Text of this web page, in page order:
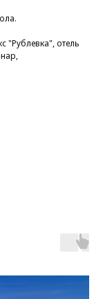
"Рублевка", отель